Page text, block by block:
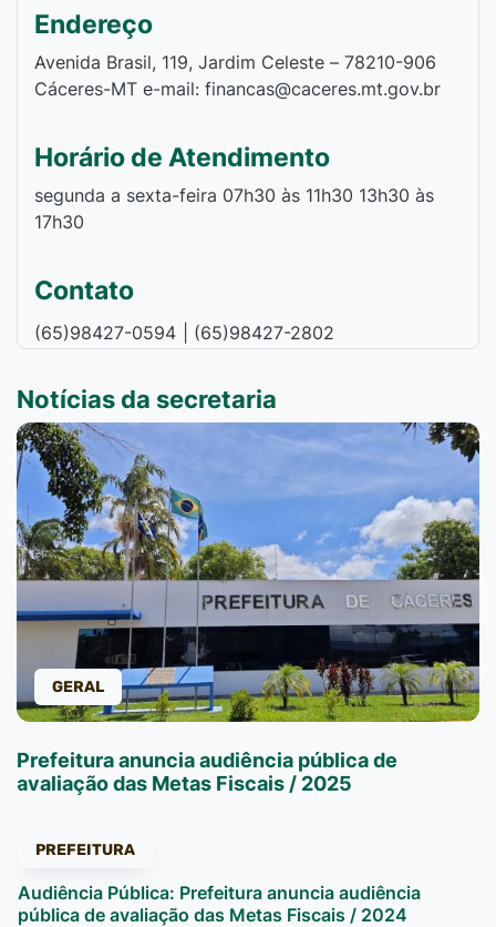
Endereço
Avenida Brasil, 119, Jardim Celeste – 78210-906
Cáceres-MT e-mail: financas@caceres.mt.gov.br
Horário de Atendimento
segunda a sexta-feira 07h30 às 11h30 13h30 às
17h30
Contato
(65)98427-0594 | (65)98427-2802
Notícias da secretaria
GERAL
Prefeitura anuncia audiência pública de
avaliação das Metas Fiscais / 2025
PREFEITURA
Audiência Pública: Prefeitura anuncia audiência
pública de avaliação das Metas Fiscais / 2024